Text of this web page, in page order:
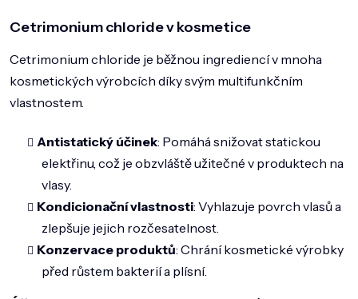
Cetrimonium chloride v kosmetice
Cetrimonium chloride je běžnou ingrediencí v mnoha
kosmetických výrobcích díky svým multifunkčním
vlastnostem.
Antistatický účinek: Pomáhá snižovat statickou
elektřinu, což je obzvláště užitečné v produktech na
vlasy.
Kondicionační vlastnosti: Vyhlazuje povrch vlasů a
zlepšuje jejich rozčesatelnost.
Konzervace produktů: Chrání kosmetické výrobky
před růstem bakterií a plísní.